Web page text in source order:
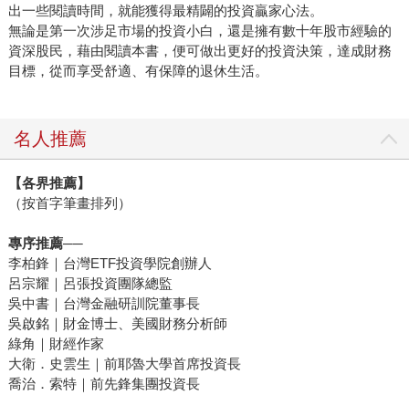
出一些閱讀時間，就能獲得最精闢的投資贏家心法。
無論是第一次涉足市場的投資小白，還是擁有數十年股市經驗的
資深股民，藉由閱讀本書，便可做出更好的投資決策，達成財務
目標，從而享受舒適、有保障的退休生活。
名人推薦
【各界推薦】
（按首字筆畫排列）
專序推薦──
李柏鋒｜台灣ETF投資學院創辦人
呂宗耀｜呂張投資團隊總監
吳中書｜台灣金融研訓院董事長
吳啟銘｜財金博士、美國財務分析師
綠角｜財經作家
大衛．史雲生｜前耶魯大學首席投資長
喬治．索特｜前先鋒集團投資長